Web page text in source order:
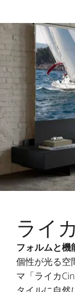
ライ
フォルムと機
個性が光る空
マ「ライカ